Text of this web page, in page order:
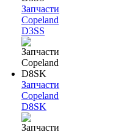
Запчасти
Copeland
D3SS
Запчасти
Copeland
D8SK